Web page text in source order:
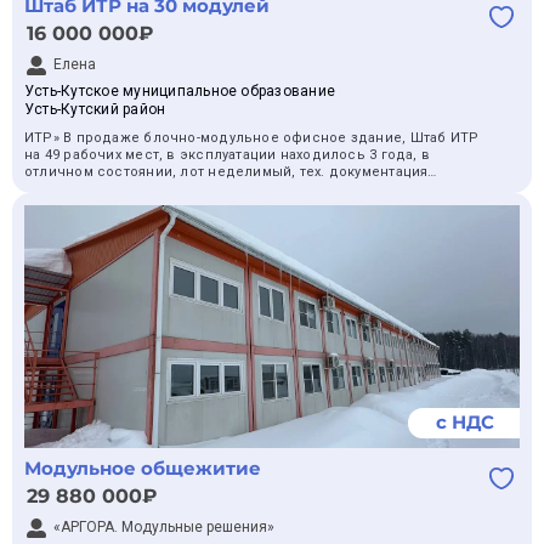
Штаб ИТР на 30 модулей
16 000 000₽
Елена
Усть-Кутское муниципальное образование
Усть-Кутский район
ИТР» В продаже блочно-модульное офисное здание, Штаб ИТР
на 49 рабочих мест, в эксплуатации находилось 3 года, в
отличном состоянии, лот неделимый, тех. документация
осуществляется с территории Иркутского завода полимеров в
городе Усть-Кут( Иркутская область) демонтажные и
погрузочные работы в месте отгрузки осуществляется силами
покупателя. Также уместен торг.
с НДС
Модульное общежитие
29 880 000₽
«АРГОРА. Модульные решения»